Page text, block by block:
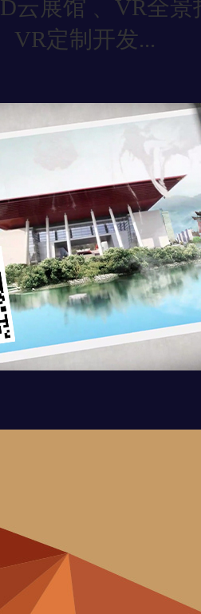
云展馆 、VR全景
VR定制开发...